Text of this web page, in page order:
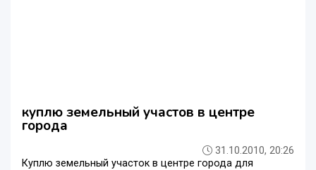
куплю земельный участов в центре
города
31.10.2010, 20:26
Куплю земельный участок в центре города для